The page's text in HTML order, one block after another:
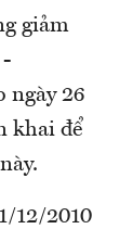
giảm
-
ngày 26
khai để
12/2010